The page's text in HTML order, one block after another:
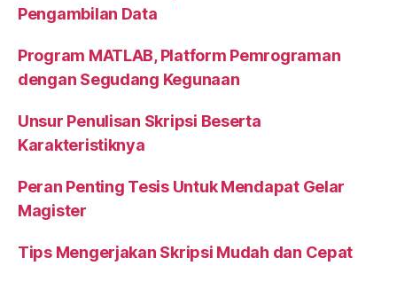
Pengambilan Data
Program MATLAB, Platform Pemrograman
dengan Segudang Kegunaan
Unsur Penulisan Skripsi Beserta
Karakteristiknya
Peran Penting Tesis Untuk Mendapat Gelar
Magister
Tips Mengerjakan Skripsi Mudah dan Cepat